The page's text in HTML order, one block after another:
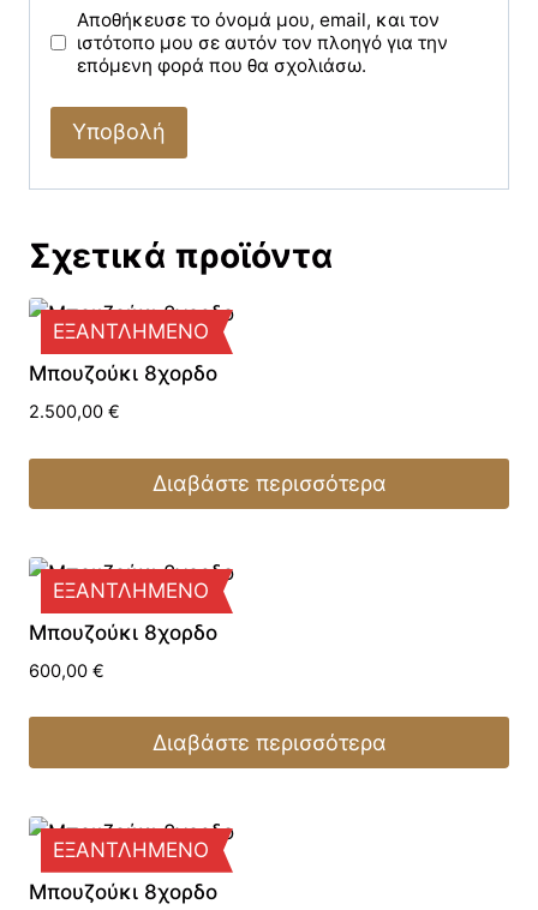
Αποθήκευσε το όνομά μου, email, και τον
ιστότοπο μου σε αυτόν τον πλοηγό για την
επόμενη φορά που θα σχολιάσω.
Σχετικά προϊόντα
ΕΞΑΝΤΛΗΜΕΝΟ
Μπουζούκι 8χορδο
2.500,00 €
Διαβάστε περισσότερα
ΕΞΑΝΤΛΗΜΕΝΟ
Μπουζούκι 8χορδο
600,00 €
Διαβάστε περισσότερα
ΕΞΑΝΤΛΗΜΕΝΟ
Μπουζούκι 8χορδο